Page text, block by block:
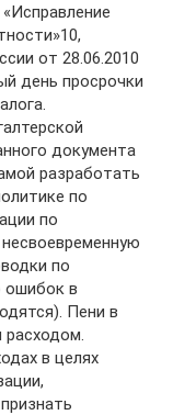
от 28.06.2010
день просрочки
документа
разработать
по
по
по
ошибок в
Пени в
расходом.
в целях